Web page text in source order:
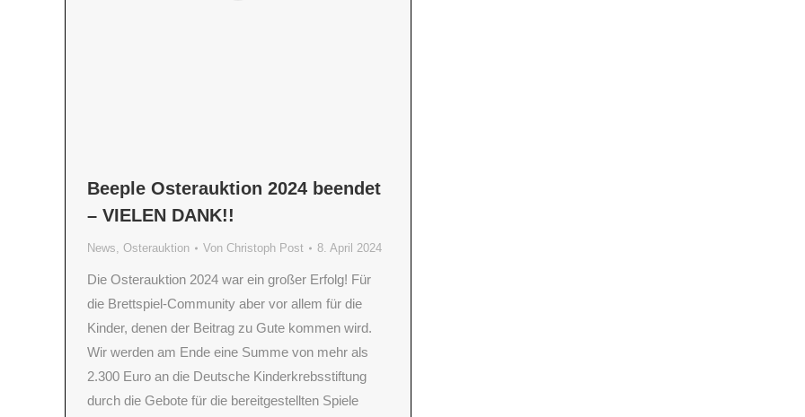
Beeple Osterauktion 2024 beendet
– VIELEN DANK!!
News, Osterauktion Von Christoph Post 8. April 2024
Die Osterauktion 2024 war ein großer Erfolg! Für
die Brettspiel-Community aber vor allem für die
Kinder, denen der Beitrag zu Gute kommen wird.
Wir werden am Ende eine Summe von mehr als
2.300 Euro an die Deutsche Kinderkrebsstiftung
durch die Gebote für die bereitgestellten Spiele